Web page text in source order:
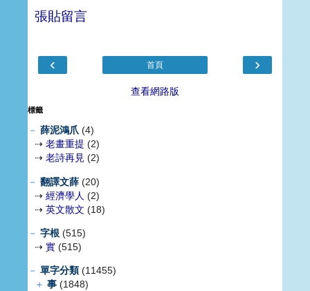
張貼留言
‹ ›
首頁
查看網路版
標籤
－ 薛泥鴻爪 (4)
⇢ 老畫重提 (2)
⇢ 老詩再見 (2)
－ 翻譯文薛 (20)
⇢ 經濟學人 (2)
⇢ 英文散文 (18)
－ 字根 (515)
⇢ 實 (515)
－ 單字分類(11455)
＋ 事 (1848)